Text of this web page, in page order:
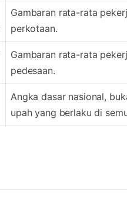
Gambaran rata-rata
perkotaan.
Gambaran rata-rata
pedesaan.
Angka dasar nasional,
upah yang berlaku di